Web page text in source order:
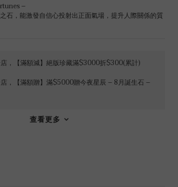
–
石，能激發自信心投射出正面氣場，提升人際關係的質
，【滿額減】絕版珍藏滿$3000折$300(累計)
，【滿額贈】滿$5000贈今夜星辰 – 8月誕生石 –
查看更多